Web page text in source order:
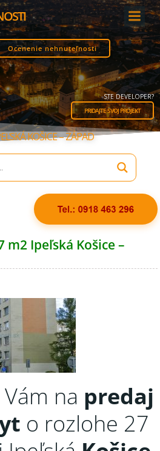
Skip
to
content
Ocenenie nehnuteľnosti
STE DEVELOPER?
PRIDAJTE SVOJ PROJEKT
KOŠICE – ZÁPAD
m2 Ipeľská Košice –
na predaj
o rozlohe 27